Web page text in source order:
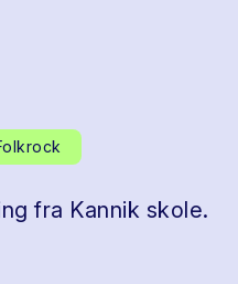
fra Kannik skole.